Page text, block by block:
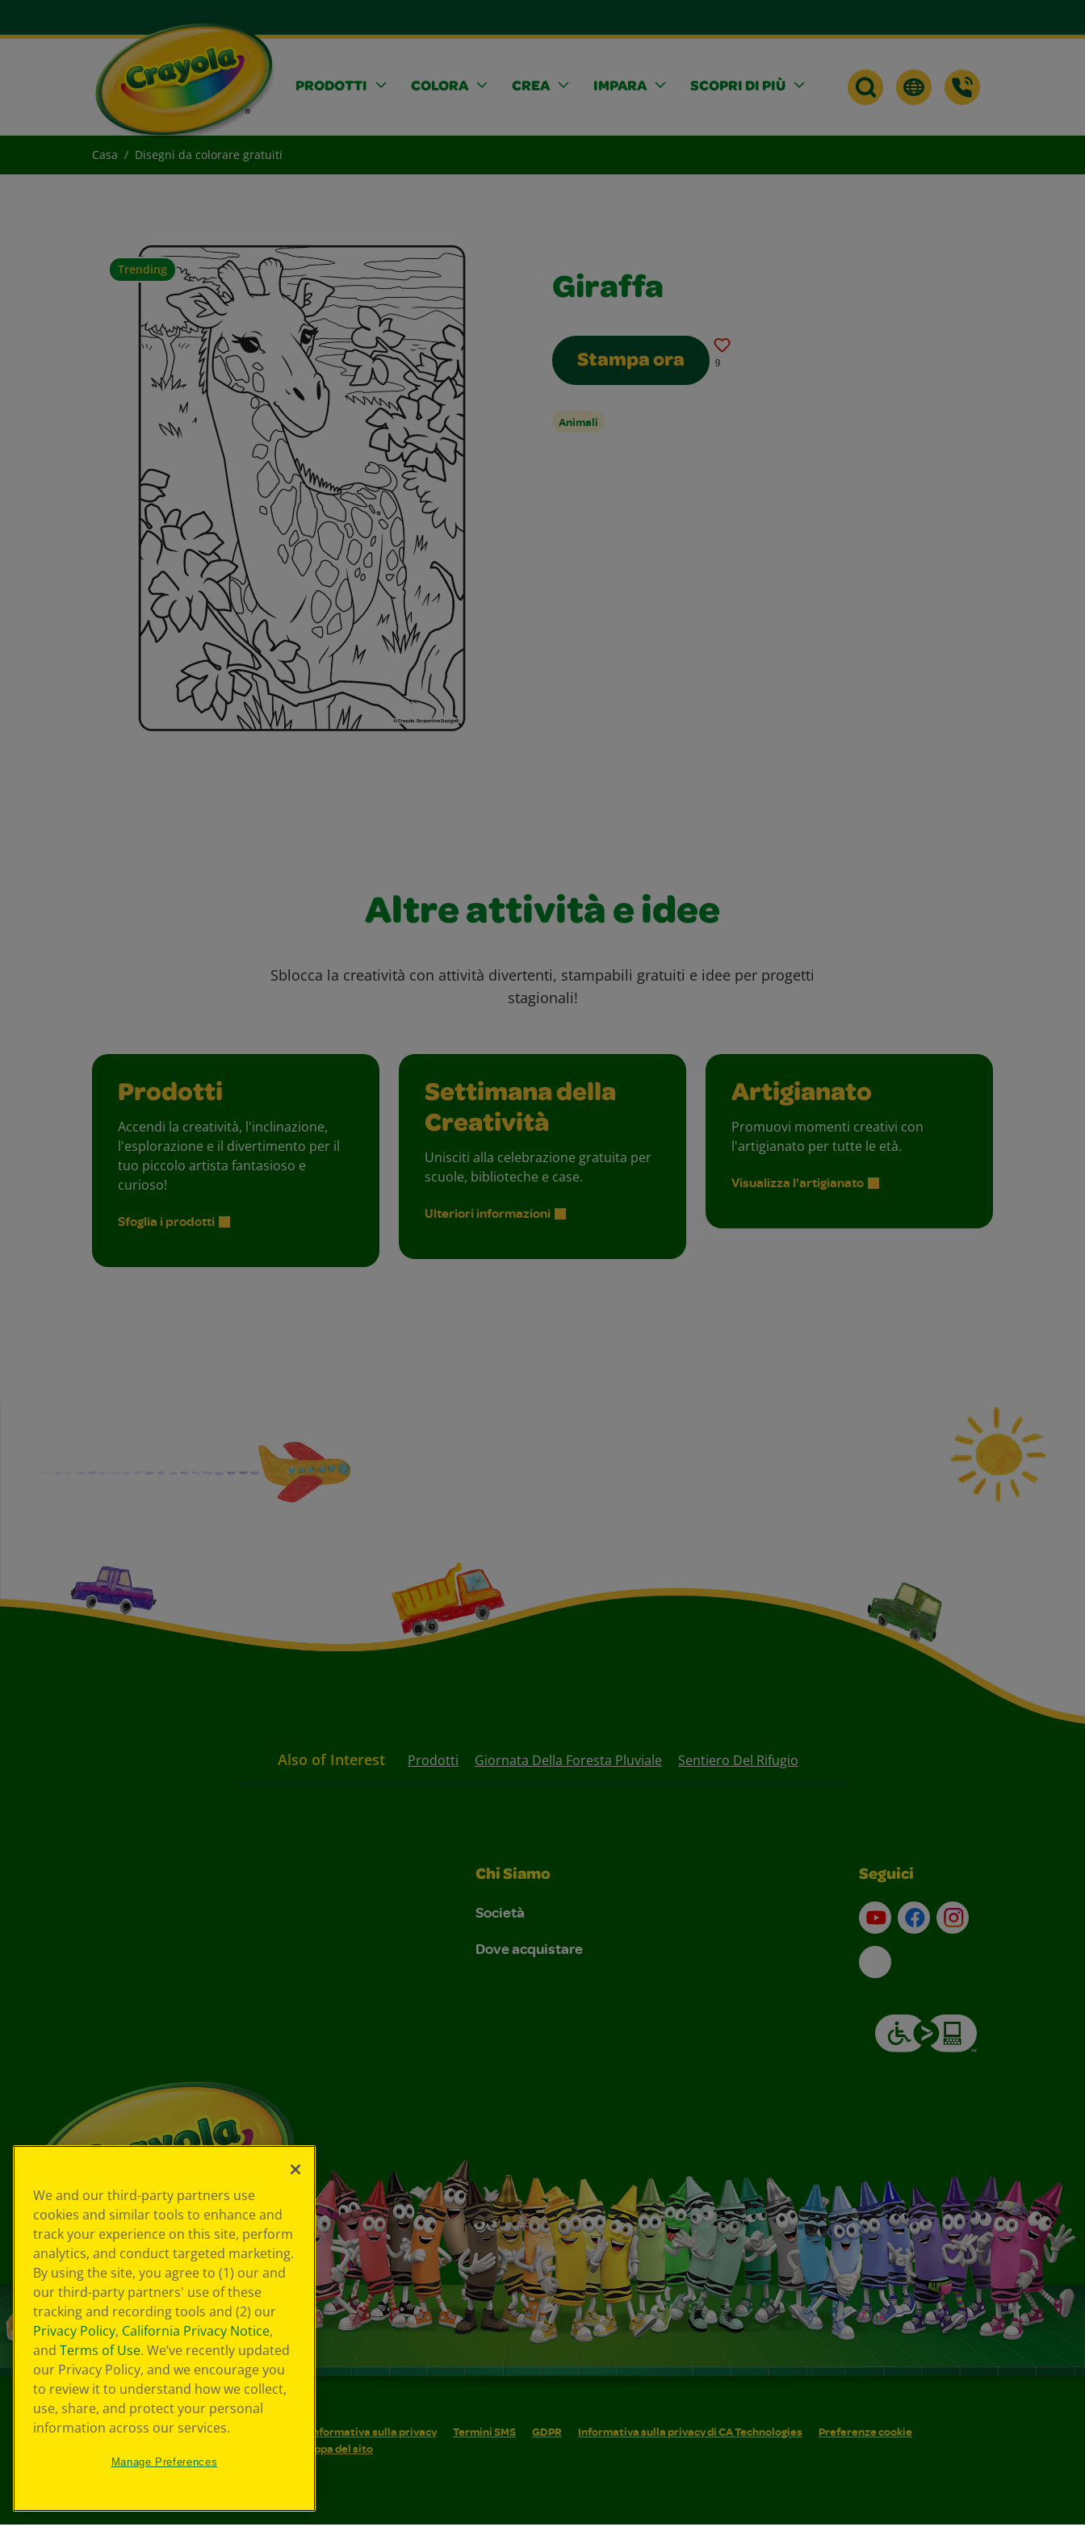
PRODOTTI COLORA CREA IMPARA SCOPRI DI PIÙ
Casa Disegni da colorare gratuiti
Trending
Giraffa
Stampa ora 9
Animali
Altre attività e idee
Sblocca la creatività con attività divertenti, stampabili gratuiti e idee per progetti
stagionali!
Prodotti
Accendi la creatività, l'inclinazione,
l'esplorazione e il divertimento per il
tuo piccolo artista fantasioso e
curioso!
Sfoglia i prodotti
Settimana della
Creatività
Unisciti alla celebrazione gratuita per
scuole, biblioteche e case.
Ulteriori informazioni
Artigianato
Promuovi momenti creativi con
l'artigianato per tutte le età.
Visualizza l'artigianato
Also of Interest Prodotti Giornata Della Foresta Pluviale Sentiero Del Rifugio
Chi Siamo
Società
Dove acquistare
Seguici
Su YouTube
ContattiProfilo Instagram
Email
© 2026 Crayola® Tutti i diritti riservati.
Le tue scelte in materia di privacy
Informativa sulla privacy Termini SMS GDPR Informativa sulla privacy di CA Technologies
Preferenze cookie
Mappa del sito
We and our third-party partners use
cookies and similar tools to enhance and
track your experience on this site, perform
analytics, and conduct targeted marketing.
By using the site, you agree to (1) our and
our third-party partners' use of these
tracking and recording tools and (2) our
Privacy Policy, California Privacy Notice,
and Terms of Use. We’ve recently updated
our Privacy Policy, and we encourage you
to review it to understand how we collect,
use, share, and protect your personal
information across our services.
Manage Preferences